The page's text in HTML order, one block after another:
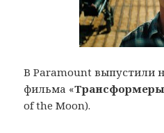
В Paramount выпустили
фильма «
of the Moon).